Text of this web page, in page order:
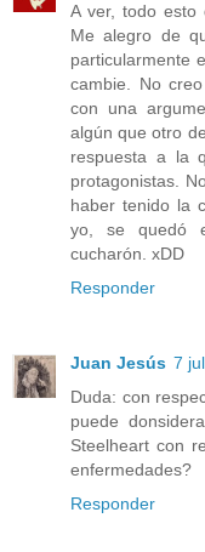
A ver, todo esto
Me alegro de
particularmente
cambie. No
con una
algún que otro
respuesta a la
protagonistas.
haber tenido la
yo, se quedó
cucharón. xDD
Responder
Juan Jesús 7
Duda: con
puede
Steelheart con
enfermedades?
Responder